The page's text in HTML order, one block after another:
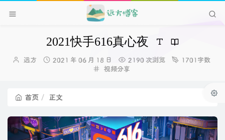
2021快手616真心夜
博
远方
发
2021 年 06 月 18 日 2190 次浏览
1701字数
分
视频分享
首页 正文